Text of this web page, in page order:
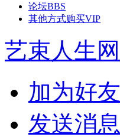
论坛BBS
其他方式购买VIP
艺束人生网
加为好友
发送消息